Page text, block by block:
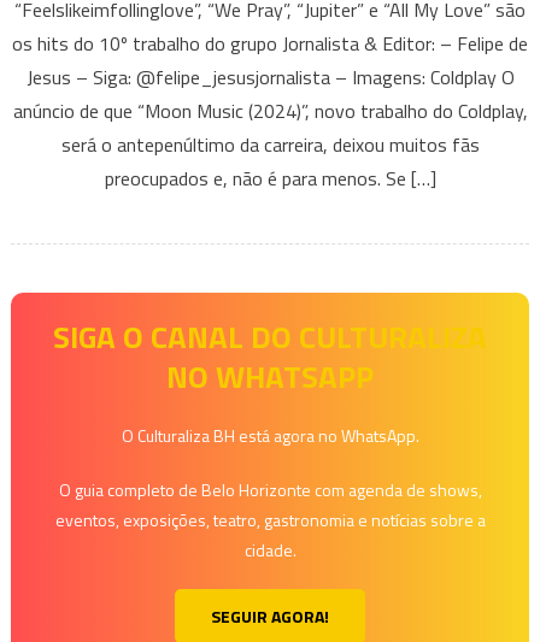
com
“Moon
Music”
e
que
possível
rock
em
“Feelslikeimfollinglove”, “We Pray”, “Jupiter” e “All My Love” são
os hits do 10º trabalho do grupo Jornalista & Editor: – Felipe de
Jesus – Siga: @felipe_jesusjornalista – Imagens: Coldplay O
anúncio de que “Moon Music (2024)”, novo trabalho do Coldplay,
será o antepenúltimo da carreira, deixou muitos fãs
preocupados e, não é para menos. Se […]
SIGA O CANAL DO CULTURALIZA
NO WHATSAPP
O Culturaliza BH está agora no WhatsApp.
O guia completo de Belo Horizonte com agenda de shows,
eventos, exposições, teatro, gastronomia e notícias sobre a
cidade.
SEGUIR AGORA!